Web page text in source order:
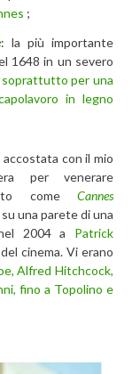
;
: la più importante
1648 in un severo
soprattutto per una
in legno
accostata con il mio
per venerare
comeCannes
una parete di una
2004 a Patrick
cinema. Vi erano
Alfred Hitchcock,
fino a Topolino e